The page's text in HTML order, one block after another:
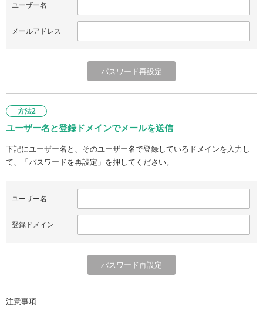
ユーザー名
メールアドレス
方法2
ユーザー名と登録ドメインでメールを送信
下記にユーザー名と、そのユーザー名で登録しているドメインを入力し
て、「パスワードを再設定」を押してください。
ユーザー名
登録ドメイン
注意事項